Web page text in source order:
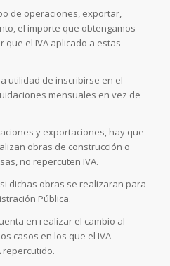
de operaciones, exportar,
el importe que obtengamos
que el IVA aplicado a estas
utilidad de inscribirse en el
mensuales en vez de
y exportaciones, hay que
obras de construcción o
no repercuten IVA.
dichas obras se realizaran para
Pública.
en realizar el cambio al
casos en los que el IVA
repercutido.